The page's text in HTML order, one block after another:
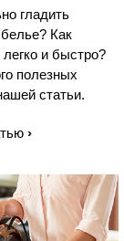
гладить
Как
и быстро?
полезных
статьи.